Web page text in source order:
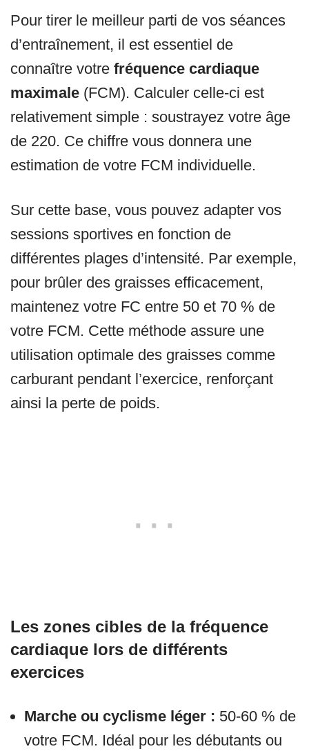
Pour tirer le meilleur parti de vos séances
d’entraînement, il est essentiel de
connaître votre fréquence cardiaque
maximale (FCM). Calculer celle-ci est
relativement simple : soustrayez votre âge
de 220. Ce chiffre vous donnera une
estimation de votre FCM individuelle.
Sur cette base, vous pouvez adapter vos
sessions sportives en fonction de
différentes plages d’intensité. Par exemple,
pour brûler des graisses efficacement,
maintenez votre FC entre 50 et 70 % de
votre FCM. Cette méthode assure une
utilisation optimale des graisses comme
carburant pendant l’exercice, renforçant
ainsi la perte de poids.
Les zones cibles de la fréquence
cardiaque lors de différents
exercices
Marche ou cyclisme léger : 50-60 % de
votre FCM. Idéal pour les débutants ou